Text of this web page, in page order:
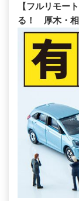
【フルリモー
る！ 厚木・相